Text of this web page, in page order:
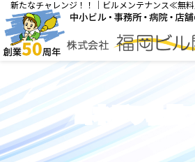
新たなチャレンジ！！｜ビルメンテナンス≪無
ヨネザワ社長